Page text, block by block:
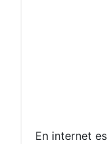
En internet